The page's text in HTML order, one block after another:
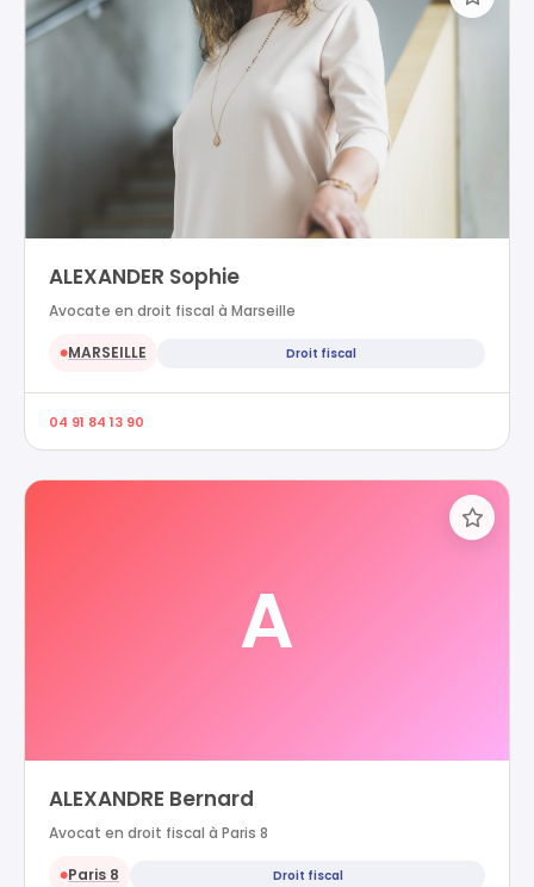
ALEXANDER Sophie
Avocate en droit fiscal à Marseille
●MARSEILLE Droit fiscal
04 91 84 13 90
A
ALEXANDRE Bernard
Avocat en droit fiscal à Paris 8
●Paris 8 Droit fiscal